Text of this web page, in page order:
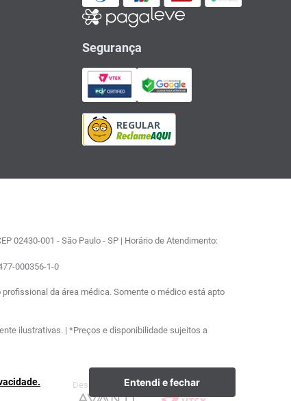
Entendi e fechar
Segurança
02430-001 - São Paulo - SP | Horário de Atendimento:
000356-1-0
da área médica. Somente o médico está apto
ilustrativas. | *Preços e disponibilidade sujeitos a
Desenvolvimento Plataforma